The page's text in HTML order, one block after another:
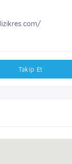
Takip Et